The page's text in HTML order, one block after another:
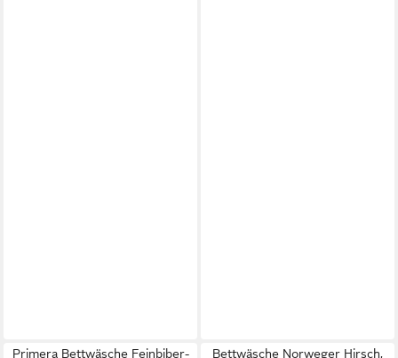
Primera Bettwäsche Feinbiber- Bettwäsche Norweger Hirsch,